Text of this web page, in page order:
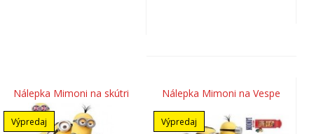
Nálepka Mimoni na skútri
Výpredaj
Nálepka Mimoni na Vespe
Výpredaj